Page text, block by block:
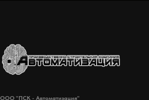
ООО "ПСК - Автоматизация"